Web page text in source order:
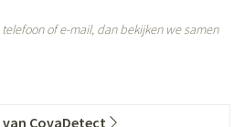
of e-mail, dan bekijken we samen
CovaDetect